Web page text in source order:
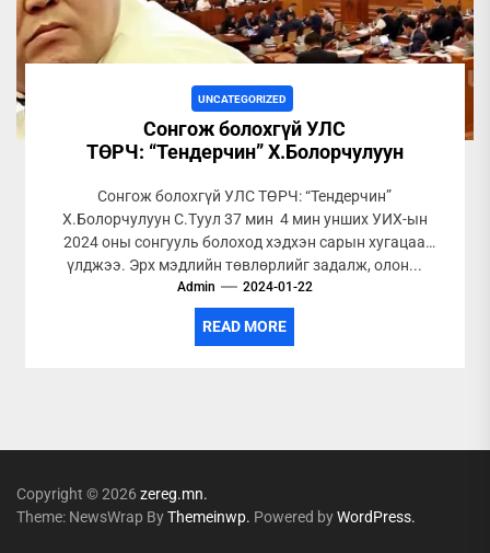
UNCATEGORIZED
Сонгож болохгүй УЛС
ТӨРЧ: “Тендерчин” Х.Болорчулуун
Сонгож болохгүй УЛС ТӨРЧ: “Тендерчин”
Х.Болорчулуун С.Туул 37 мин 4 мин унших УИХ-ын
2024 оны сонгууль болоход хэдхэн сарын хугацаа
үлджээ. Эрх мэдлийн төвлөрлийг задалж, олон...
Admin 2024-01-22
READ MORE
Copyright © 2026 zereg.mn.
Theme: NewsWrap ByThemeinwp. Powered byWordPress.